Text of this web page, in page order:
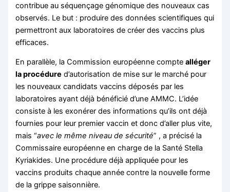
contribue au séquençage génomique des nouveaux cas
observés. Le but : produire des données scientifiques qui
permettront aux laboratoires de créer des vaccins plus
efficaces.
En parallèle, la Commission européenne comptealléger
la procédure d’autorisation de mise sur le marché pour
les nouveaux candidats vaccins déposés par les
laboratoires ayant déjà bénéficié d’une AMMC. L’idée
consiste à les exonérer des informations qu’ils ont déjà
fournies pour leur premier vaccin et donc d’aller plus vite,
mais “avec le même niveau de sécurité” , a précisé la
Commissaire européenne en charge de la Santé Stella
Kyriakides. Une procédure déjà appliquée pour les
vaccins produits chaque année contre la nouvelle forme
de la grippe saisonnière.